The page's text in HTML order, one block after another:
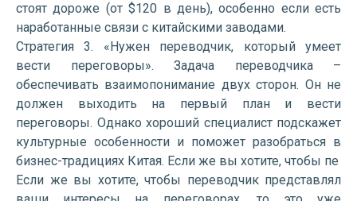
стоят дороже (от $120 в день), особенно если есть
наработанные связи с китайскими заводами.
Стратегия 3. «Нужен переводчик, который умеет
вести переговоры». Задача переводчика –
обеспечивать взаимопонимание двух сторон. Он не
должен выходить на первый план и вести
переговоры. Однако хороший специалист подскажет
культурные особенности и поможет разобраться в
бизнес-традициях Китая. Если же вы хотите, чтобы пе
Если же вы хотите, чтобы переводчик представлял